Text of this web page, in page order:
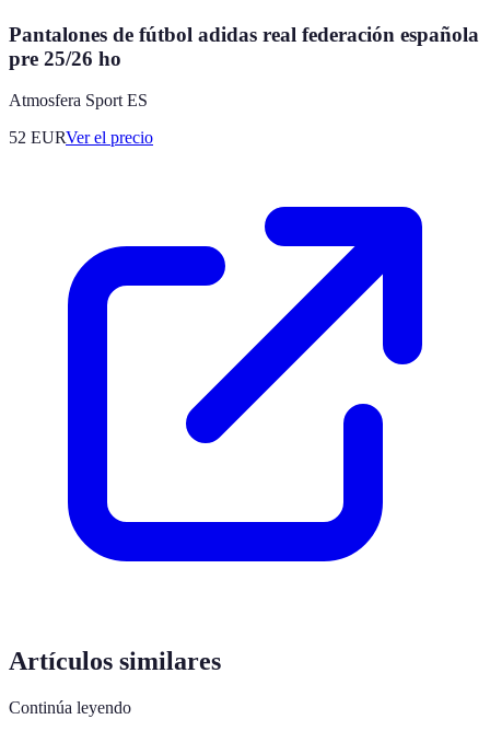
Pantalones de fútbol adidas real federación española
pre 25/26 ho
Atmosfera Sport ES
52 EURVer el precio
Artículos similares
Continúa leyendo